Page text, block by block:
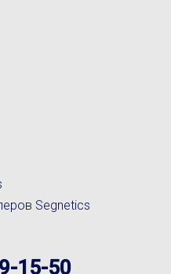
Segnetics
15-50